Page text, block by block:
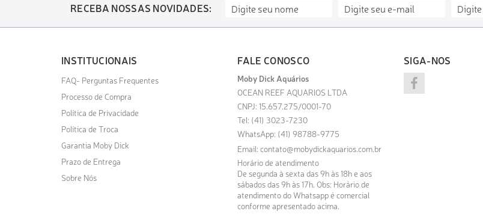
RECEBA NOSSAS NOVIDADES:
INSTITUCIONAIS
FAQ- Perguntas Frequentes
Processo de Compra
Política de Privacidade
Política de Troca
Garantia Moby Dick
Prazo de Entrega
Sobre Nós
FALE CONOSCO
Moby Dick Aquários
OCEAN REEF AQUARIOS LTDA
CNPJ: 15.657.275/0001-70
Tel: (41) 3023-7230
WhatsApp: (41) 98788-9775
Email: contato@mobydickaquarios.com.br
Horário de atendimento
De segunda à sexta das 9h às 18h e aos
sábados das 9h às 17h. Obs: Horário de
atendimento do Whatsapp é comercial
conforme apresentado acima.
SIGA-NOS